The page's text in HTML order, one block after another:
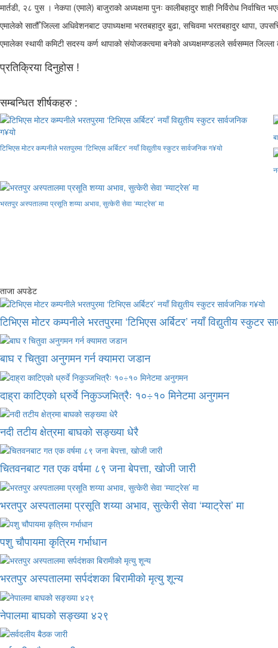
मार्तडी, २८ पुस । नेकपा (एमाले) बाजुराको अध्यक्षमा पुनः कालीबहादुर शाही निर्विरोध निर्वाचित
एमालेको सातौँ जिल्ला अधिवेशनबाट उपाध्यक्षमा भरतबहादुर बुढा, सचिवमा भरतबहादुर थापा,
एमालेका स्थायी कमिटी सदस्य कर्ण थापाको संयोजकत्वमा बनेको अध्यक्षमण्डलले सर्वसम्मत जिल्ला
प्रतिक्रिया दिनुहोस !
सम्बन्धित शीर्षकहरु :
टिभिएस मोटर कम्पनीले भरतपुरमा ‘टिभिएस अर्बिटर’ नयाँ विद्युतीय स्कुटर सार्वजनिक ग¥यो
भरतपुर अस्पतालमा प्रसूति शय्या अभाव, सुत्केरी सेवा ‘म्याट्रेस’ मा
ताजा अपडेट
टिभिएस मोटर कम्पनीले भरतपुरमा ‘टिभिएस अर्बिटर’ नयाँ विद्युतीय स्कुटर
बाघ र चितुवा अनुगमन गर्न क्यामरा जडान
दाह्रा काटिएको ध्रुर्वे निकुञ्जभित्रैः १०÷१० मिनेटमा अनुगमन
नदी तटीय क्षेत्रमा बाघको सङ्ख्या धेरै
चितवनबाट गत एक वर्षमा ८९ जना बेपत्ता, खोजी जारी
भरतपुर अस्पतालमा प्रसूति शय्या अभाव, सुत्केरी सेवा ‘म्याट्रेस’ मा
पशु चौपायमा कृत्रिम गर्भाधान
भरतपुर अस्पतालमा सर्पदंशका बिरामीको मृत्यु शून्य
नेपालमा बाघको सङ्ख्या ४२९